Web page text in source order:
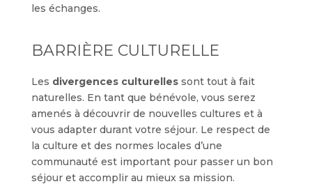
les échanges.
BARRIÈRE CULTURELLE
Les divergences culturellessont tout à fait
naturelles. En tant que bénévole, vous serez
amenés à découvrir de nouvelles cultures et à
vous adapter durant votre séjour. Le respect de
la culture et des normes locales d’une
communauté est important pour passer un bon
séjour et accomplir au mieux sa mission.